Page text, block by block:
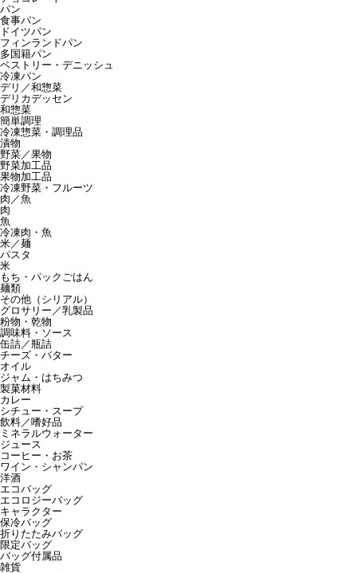
パン
食事パン
ドイツパン
フィンランドパン
多国籍パン
ペストリー・デニッシュ
冷凍パン
デリ／和惣菜
デリカデッセン
和惣菜
簡単調理
冷凍惣菜・調理品
漬物
野菜／果物
野菜加工品
果物加工品
冷凍野菜・フルーツ
肉／魚
肉
魚
冷凍肉・魚
米／麺
パスタ
米
もち・パックごはん
麺類
その他（シリアル）
グロサリー／乳製品
粉物・乾物
調味料・ソース
缶詰／瓶詰
チーズ・バター
オイル
ジャム・はちみつ
製菓材料
カレー
シチュー・スープ
飲料／嗜好品
ミネラルウォーター
ジュース
コーヒー・お茶
ワイン・シャンパン
洋酒
エコバッグ
エコロジーバッグ
キャラクター
保冷バッグ
折りたたみバッグ
限定バッグ
バッグ付属品
雑貨